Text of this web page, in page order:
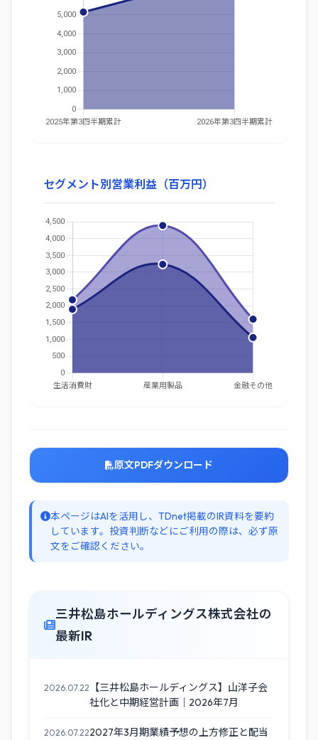
セグメント別営業利益（百万円）
原文PDFダウンロード
本ページはAIを活用し、TDnet掲載のIR資料を要約
しています。投資判断などにご利用の際は、必ず原
文をご確認ください。
三井松島ホールディングス株式会社の
最新IR
2026.07.22
【三井松島ホールディングス】山洋子会
社化と中期経営計画｜2026年7月
2026.07.222027年3月期業績予想の上方修正と配当